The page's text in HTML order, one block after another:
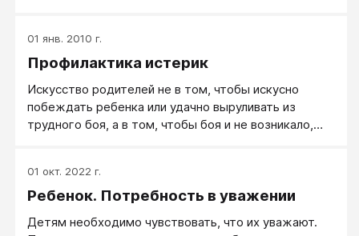
Леонида Сурженко затронуты самые важные и
«болезненные» вопросы воспитания. Родители
умного, креативно мыслящего человека. Издание
поможет и родителям стать интересными для
своих детей, сформирует их авторитет в глазах
наших сил, души, времени и денег!
01 янв. 2010 г.
Профилактика истерик
Искусство родителей не в том, чтобы искусно
побеждать ребенка или удачно выруливать из
трудного боя, а в том, чтобы боя и не возникало,
главные направления здесь следующие.
01 окт. 2022 г.
Ребенок. Потребность в уважении
Детям необходимо чувствовать, что их уважают.